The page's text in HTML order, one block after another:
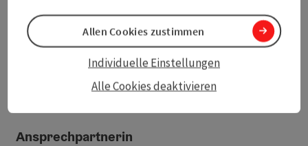
Graffiti-Kunst in der Open-Air-GalerieMural Harbor. In den
Linzer Ausstellungshäusern bringt der Sommer
beispielsweiseEva & Adele „The Present of the Future“oder
Blind Date mit einer Sammlung, lässt im
Ars Electronica
digitale Kunst und künstliche Intelligenz vor den
Ansprechpartnerin
Alle Cookies deaktivieren
Individuelle Einstellungen
Allen Cookies zustimmen